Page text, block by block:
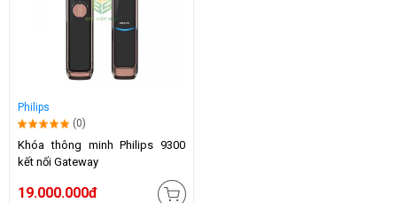
Philips
(0)
Khóa thông minh Philips 9300
kết nối Gateway
19.000.000đ